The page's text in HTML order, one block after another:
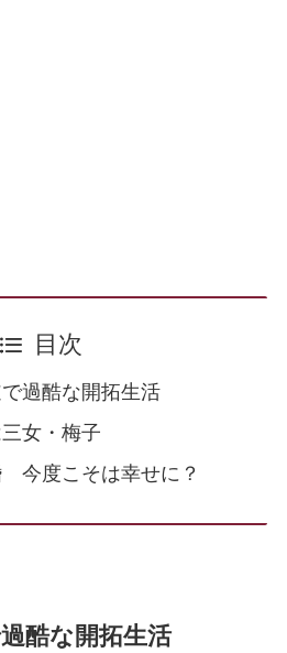
目次
過酷な開拓生活
女・梅子
今度こそは幸せに？
酷な開拓生活